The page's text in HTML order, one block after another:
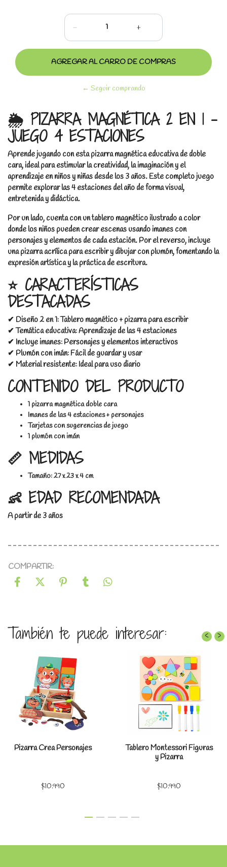
- +
← Seguir comprando
🌦️ PIZARRA MAGNÉTICA 2 EN 1 –
JUEGO 4 ESTACIONES
Aprende jugando con esta pizarra magnética educativa de doble
cara, ideal para estimular la creatividad, la imaginación y el
aprendizaje en niños y niñas desde los 3 años. Este completo juego
permite explorar las 4 estaciones del año de forma visual,
entretenida y didáctica.
Por un lado, cuenta con un tablero magnético ilustrado a color
donde los niños pueden crear escenas usando imanes con
personajes y elementos de cada estación. Por el reverso, incluye
una pizarra acrílica para escribir y dibujar con plumón, fomentando la
expresión artística y la práctica de escritura.
⭐ CARACTERÍSTICAS
DESTACADAS
✔ Diseño 2 en 1: Tablero magnético + pizarra para escribir
✔ Temática educativa: Aprendizaje de las 4 estaciones
✔ Incluye imanes: Personajes y elementos interactivos
✔ Plumón con imán: Fácil de guardar y usar
✔ Material resistente: Ideal para uso diario
CONTENIDO DEL PRODUCTO
1 pizarra magnética doble cara
Imanes de las 4 estaciones + personajes
Tarjetas con sugerencias de juego
1 plumón con imán
📏 MEDIDAS
Tamaño: 27 x 23 x 4 cm
👶 EDAD RECOMENDADA
A partir de 3 años
COMPARTIR:
También te puede interesar:
Pizarra Crea Personajes
$10.990
Tablero Montessori Figuras
y Pizarra
$10.990
‹ ›